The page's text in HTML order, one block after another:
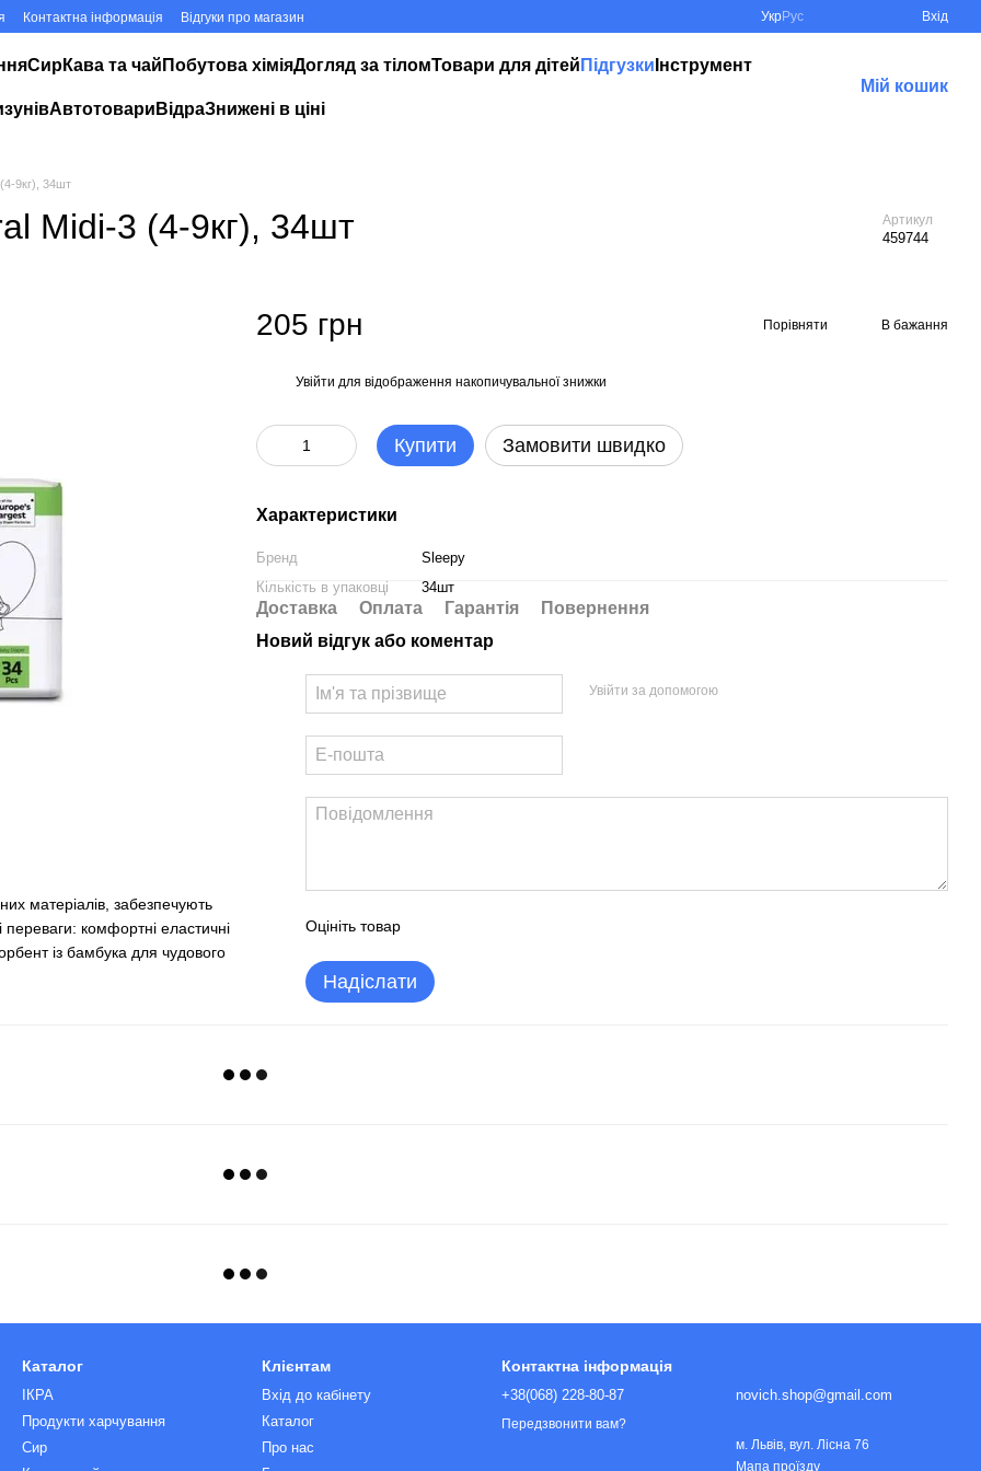
Контактна інформація Відгуки про магазин УкрРус Вхід
СирКава та чай Побутова хіміяДогляд за тіломТовари для дітей Підгузки Інструмент
Автотовари ВідраЗнижені в ціні
Мій кошик
(4-9кг), 34шт
Midi-3 (4-9кг), 34шт Артикул
459744
матеріалів, забезпечують
переваги: комфортні еластичні
із бамбука для чудового
205 грн Порівняти В бажання
Увійти для відображення накопичувальної знижки
Купити Замовити швидко
Характеристики
Бренд
Sleepy
Кількість в упаковці
34шт
Доставка Оплата Гарантія
Повернення
Новий відгук або коментар
Увійти за допомогою
Оцініть товар
Надіслати
Каталог
ІКРА
Продукти харчування
Сир
Клієнтам
Вхід до кабінету
Каталог
Про нас
Контактна інформація
+38(068) 228-80-87
Передзвонити вам?
novich.shop@gmail.com
м. Львів, вул. Лісна 76
Мапа проїзду